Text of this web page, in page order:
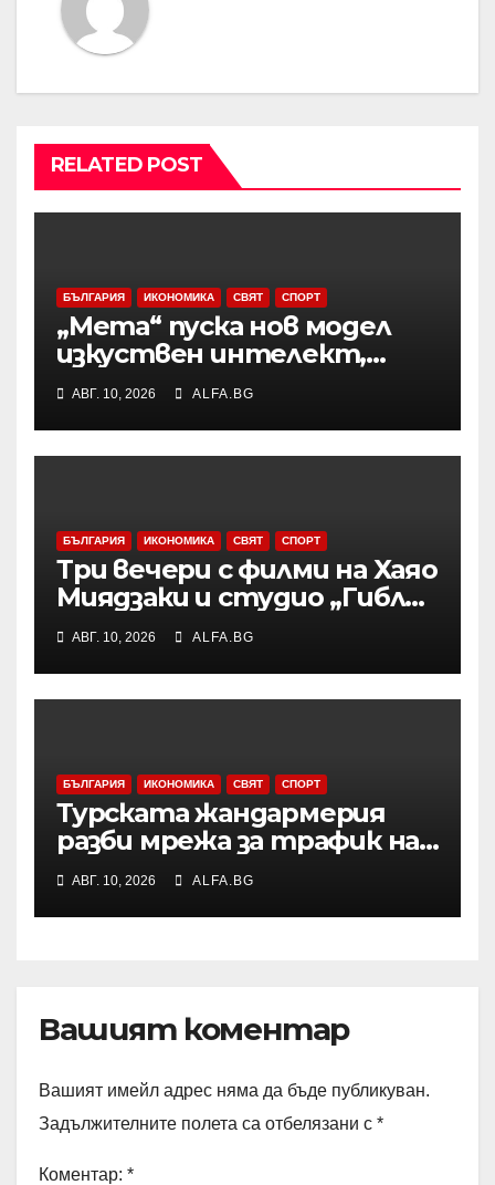
RELATED POST
БЪЛГАРИЯ ИКОНОМИКА СВЯТ СПОРТ
„Мета“ пуска нов модел
изкуствен интелект,
Зукърбърг залага на ИИ с
отворени кодове
АВГ. 10, 2026 ALFA.BG
БЪЛГАРИЯ ИКОНОМИКА СВЯТ СПОРТ
Три вечери с филми на Хаяо
Миядзаки и студио „Гибли“
организира филиалът на
Софийския университет в
Бургас
АВГ. 10, 2026 ALFA.BG
БЪЛГАРИЯ ИКОНОМИКА СВЯТ СПОРТ
Турската жандармерия
разби мрежа за трафик на
мигранти, действала в
западните турски окръзи
Измир и Мугла
АВГ. 10, 2026 ALFA.BG
Вашият коментар
Вашият имейл адрес няма да бъде публикуван.
Задължителните полета са отбелязани с *
Коментар: *